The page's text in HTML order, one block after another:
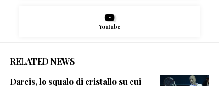
Youtube
RELATED NEWS
Darcis, lo squalo di cristallo su cui